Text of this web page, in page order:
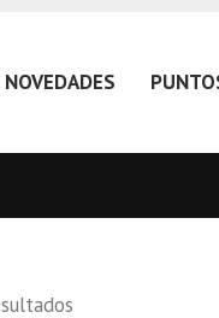
NOVEDADES